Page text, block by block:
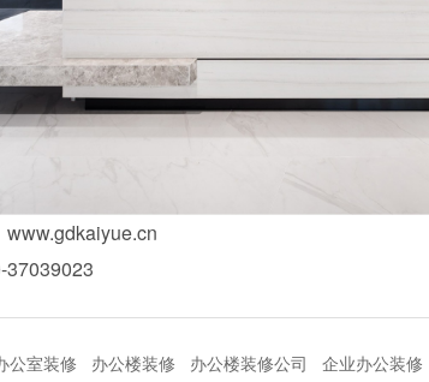
37039023
公室装修 办公楼装修 办公楼装修公司 企业办公装修